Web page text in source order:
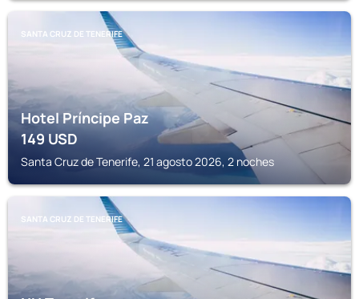
SANTA CRUZ DE TENERIFE
Hotel Príncipe Paz
149USD
Santa Cruz de Tenerife, 21 agosto 2026, 2 noches
SANTA CRUZ DE TENERIFE